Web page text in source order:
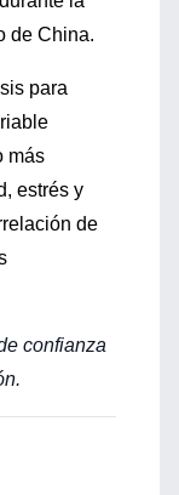
de China.
para
más
estrés y
de
confianza